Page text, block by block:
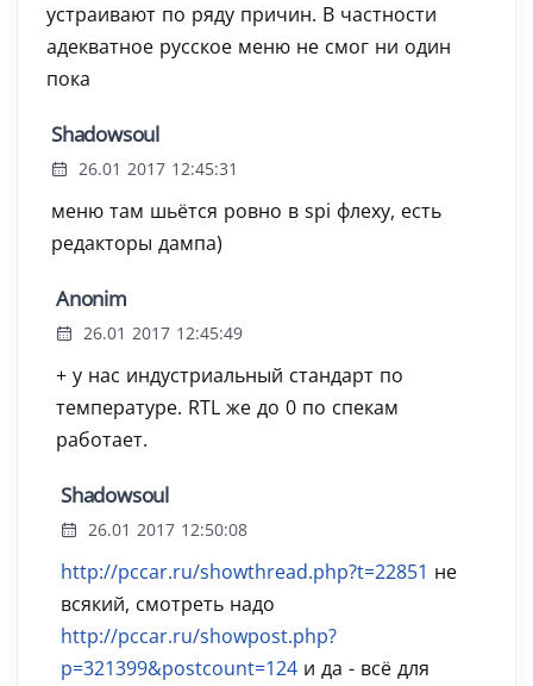
устраивают по ряду причин. В частности
адекватное русское меню не смог ни один
пока
Shadowsoul
26.01 2017 12:45:31
меню там шьётся ровно в spi флеху, есть
редакторы дампа)
Anonim
26.01 2017 12:45:49
+ у нас индустриальный стандарт по
температуре. RTL же до 0 по спекам
работает.
Shadowsoul
26.01 2017 12:50:08
http://pccar.ru/showthread.php?t=22851 не
всякий, смотреть надо
http://pccar.ru/showpost.php?
p=321399&postcount=124 и да - всё для